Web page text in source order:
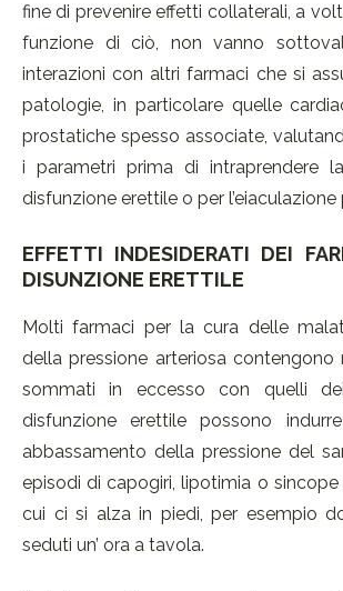
fine di prevenire effetti collaterali, a
funzione di ciò, non vanno
interazioni con altri farmaci che si
patologie, in particolare quelle
prostatiche spesso associate,
i parametri prima di intraprendere
disfunzione erettile o per l’eiaculazione
EFFETTI INDESIDERATI DEI
DISUNZIONE ERETTILE
Molti farmaci per la cura delle
della pressione arteriosa contengono
sommati in eccesso con quelli
disfunzione erettile possono
abbassamento della pressione del
episodi di capogiri, lipotimia o
cui ci si alza in piedi, per esempio
seduti un’ ora a tavola.